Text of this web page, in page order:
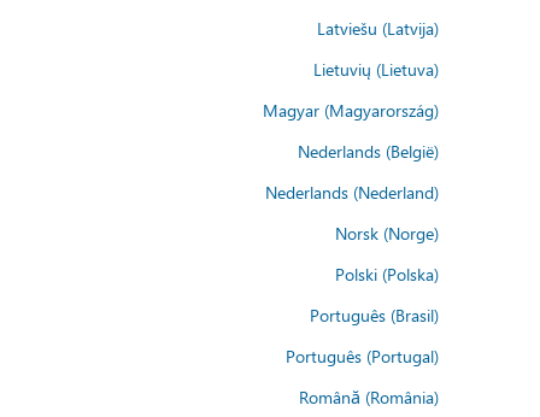
Latviešu (Latvija)
Lietuvių (Lietuva)
Magyar (Magyarország)
Nederlands (België)
Nederlands (Nederland)
Norsk (Norge)
Polski (Polska)
Português (Brasil)
Português (Portugal)
Română (România)